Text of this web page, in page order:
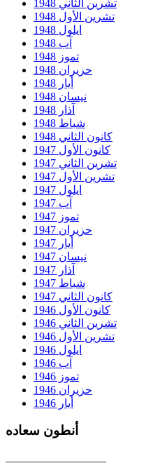
تشرين الثاني 1948
تشرين الأول 1948
ايلول 1948
آب 1948
تموز 1948
حزيران 1948
أيار 1948
نيسان 1948
آذار 1948
شباط 1948
كانون الثاني 1948
كانون الأول 1947
تشرين الثاني 1947
تشرين الأول 1947
ايلول 1947
آب 1947
تموز 1947
حزيران 1947
أيار 1947
نيسان 1947
آذار 1947
شباط 1947
كانون الثاني 1947
كانون الأول 1946
تشرين الثاني 1946
تشرين الأول 1946
ايلول 1946
آب 1946
تموز 1946
حزيران 1946
أيار 1946
أنطون سعاده